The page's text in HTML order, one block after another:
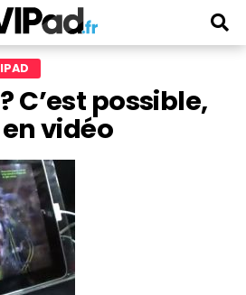
C’est possible,
vidéo